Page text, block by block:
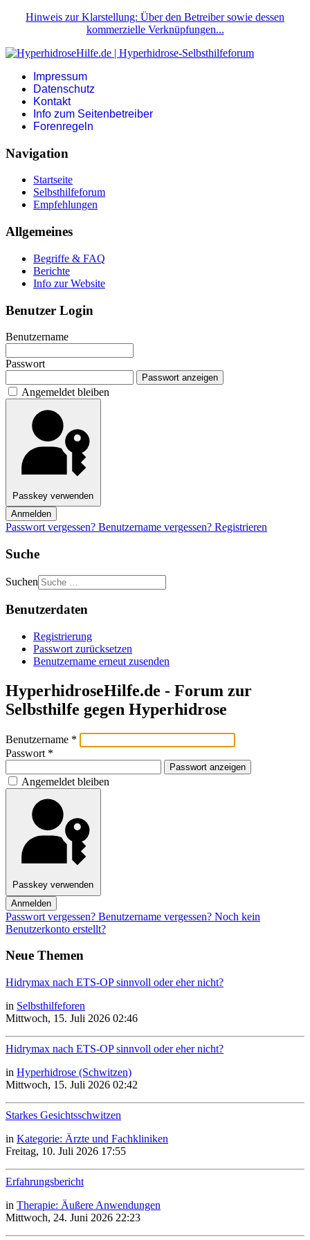
Hinweis zur Klarstellung: Über den Betreiber sowie dessen
kommerzielle Verknüpfungen...
Impressum
Datenschutz
Kontakt
Info zum Seitenbetreiber
Forenregeln
Navigation
Startseite
Selbsthilfeforum
Empfehlungen
Allgemeines
Begriffe & FAQ
Berichte
Info zur Website
Benutzer Login
Benutzername
Passwort
Passwort anzeigen
Angemeldet bleiben
Passkey verwenden
Anmelden
Passwort vergessen? Benutzername vergessen? Registrieren
Suche
Suchen
Benutzerdaten
Registrierung
Passwort zurücksetzen
Benutzername erneut zusenden
HyperhidroseHilfe.de - Forum zur
Selbsthilfe gegen Hyperhidrose
Benutzername *
Passwort *
Passwort anzeigen
Angemeldet bleiben
Passkey verwenden
Anmelden
Passwort vergessen? Benutzername vergessen? Noch kein
Benutzerkonto erstellt?
Neue Themen
Hidrymax nach ETS-OP sinnvoll oder eher nicht?
in Selbsthilfeforen
Mittwoch, 15. Juli 2026 02:46
Hidrymax nach ETS-OP sinnvoll oder eher nicht?
in Hyperhidrose (Schwitzen)
Mittwoch, 15. Juli 2026 02:42
Starkes Gesichtsschwitzen
in Kategorie: Ärzte und Fachkliniken
Freitag, 10. Juli 2026 17:55
Erfahrungsbericht
in Therapie: Äußere Anwendungen
Mittwoch, 24. Juni 2026 22:23